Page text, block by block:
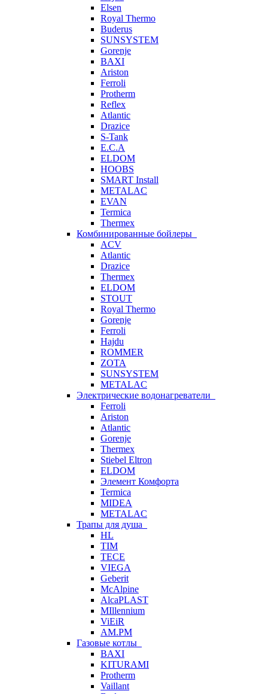
Elsen
Royal Thermo
Buderus
SUNSYSTEM
Gorenje
BAXI
Ariston
Ferroli
Protherm
Reflex
Atlantic
Drazice
S-Tank
E.C.A
ELDOM
HOOBS
SMART Install
METALAC
EVAN
Termica
Thermex
Комбинированные бойлеры
ACV
Atlantic
Drazice
Thermex
ELDOM
STOUT
Royal Thermo
Gorenje
Ferroli
Hajdu
ROMMER
ZOTA
SUNSYSTEM
METALAC
Электрические водонагреватели
Ferroli
Ariston
Atlantic
Gorenje
Thermex
Stiebel Eltron
ELDOM
Элемент Комфорта
Termica
MIDEA
METALAC
Трапы для душа
HL
TIM
TECE
VIEGA
Geberit
McAlpine
AlcaPLAST
MIllennium
ViEiR
AM.PM
Газовые котлы
BAXI
KITURAMI
Protherm
Vaillant